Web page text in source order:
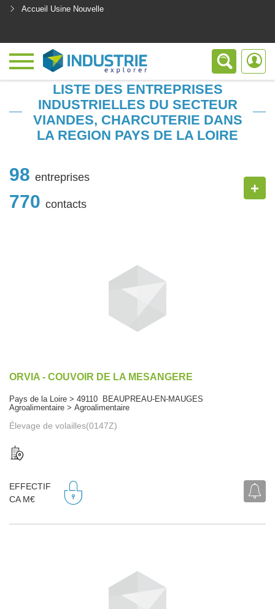
Accueil Usine Nouvelle
LISTE DES ENTREPRISES
INDUSTRIELLES DU SECTEUR
VIANDES, CHARCUTERIE DANS
LA REGION PAYS DE LA LOIRE
98 entreprises
770 contacts
+
ORVIA - COUVOIR DE LA MESANGERE
Pays de la Loire > 49110 BEAUPREAU-EN-MAUGES
Agroalimentaire > Agroalimentaire
Élevage de volailles(0147Z)
EFFECTIF
CA M€